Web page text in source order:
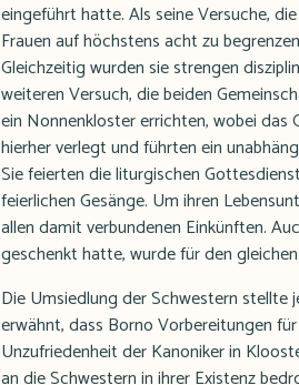
eingeführt hatte. Als seine Versuche,
Frauen auf höchstens acht zu
Gleichzeitig wurden sie strengen
weiteren Versuch, die beiden
ein Nonnenkloster errichten, wobei das
hierher verlegt und führten ein
Sie feierten die liturgischen
feierlichen Gesänge. Um ihren
allen damit verbundenen Einkünften.
geschenkt hatte, wurde für den
Die Umsiedlung der Schwestern stellte
erwähnt, dass Borno Vorbereitungen
Unzufriedenheit der Kanoniker in
an die Schwestern in ihrer Existenz